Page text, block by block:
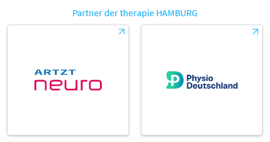
Partner der therapie HAMBURG